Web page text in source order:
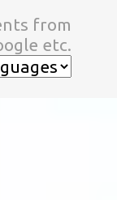
ツに移動
from
etc.